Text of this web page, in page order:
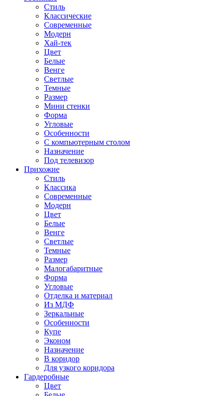
Стиль
Классические
Современные
Модерн
Хай-тек
Цвет
Белые
Венге
Светлые
Темные
Размер
Мини стенки
Форма
Угловые
Особенности
С компьютерным столом
Назначение
Под телевизор
Прихожие
Стиль
Классика
Современные
Модерн
Цвет
Белые
Венге
Светлые
Темные
Размер
Малогабаритные
Форма
Угловые
Отделка и материал
Из МДФ
Зеркальные
Особенности
Купе
Эконом
Назначение
В коридор
Для узкого коридора
Гардеробные
Цвет